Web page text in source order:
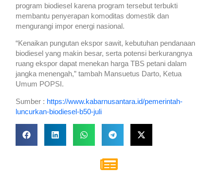
program biodiesel karena program tersebut terbukti
membantu penyerapan komoditas domestik dan
mengurangi impor energi nasional.
“Kenaikan pungutan ekspor sawit, kebutuhan pendanaan
biodiesel yang makin besar, serta potensi berkurangnya
ruang ekspor dapat menekan harga TBS petani dalam
jangka menengah,” tambah Mansuetus Darto, Ketua
Umum POPSI.
Sumber : https://www.kabarnusantara.id/pemerintah-
luncurkan-biodiesel-b50-juli